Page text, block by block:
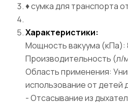
♦ сумка для транспорта
Характеристики:
Мощность вакуума (кПа):
Производительность (л/
Область применения:
использование от детей
- Отсасывание из